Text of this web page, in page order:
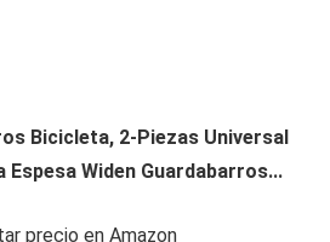
Bicicleta, 2-Piezas Universal
Widen Guardabarros...
precio en Amazon